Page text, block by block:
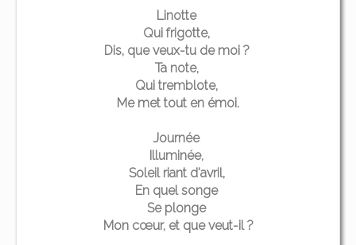
Linotte
Qui frigotte,
Dis, que veux-tu de moi ?
Ta note,
Qui tremblote,
Me met tout en émoi.
Journée
Illuminée,
Soleil riant d'avril,
En quel songe
Se plonge
Mon cœur, et que veut-il ?